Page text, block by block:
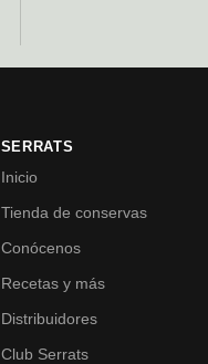
SERRATS
Inicio
Tienda de conservas
Conócenos
Recetas y más
Distribuidores
Club Serrats